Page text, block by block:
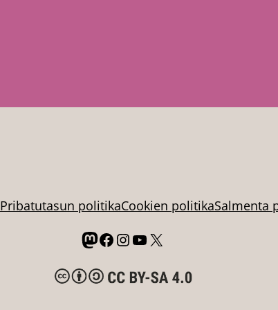
Pribatutasun politikaCookien politikaSalmenta
Mastodon
Facebook
Instagram
YouTube
X